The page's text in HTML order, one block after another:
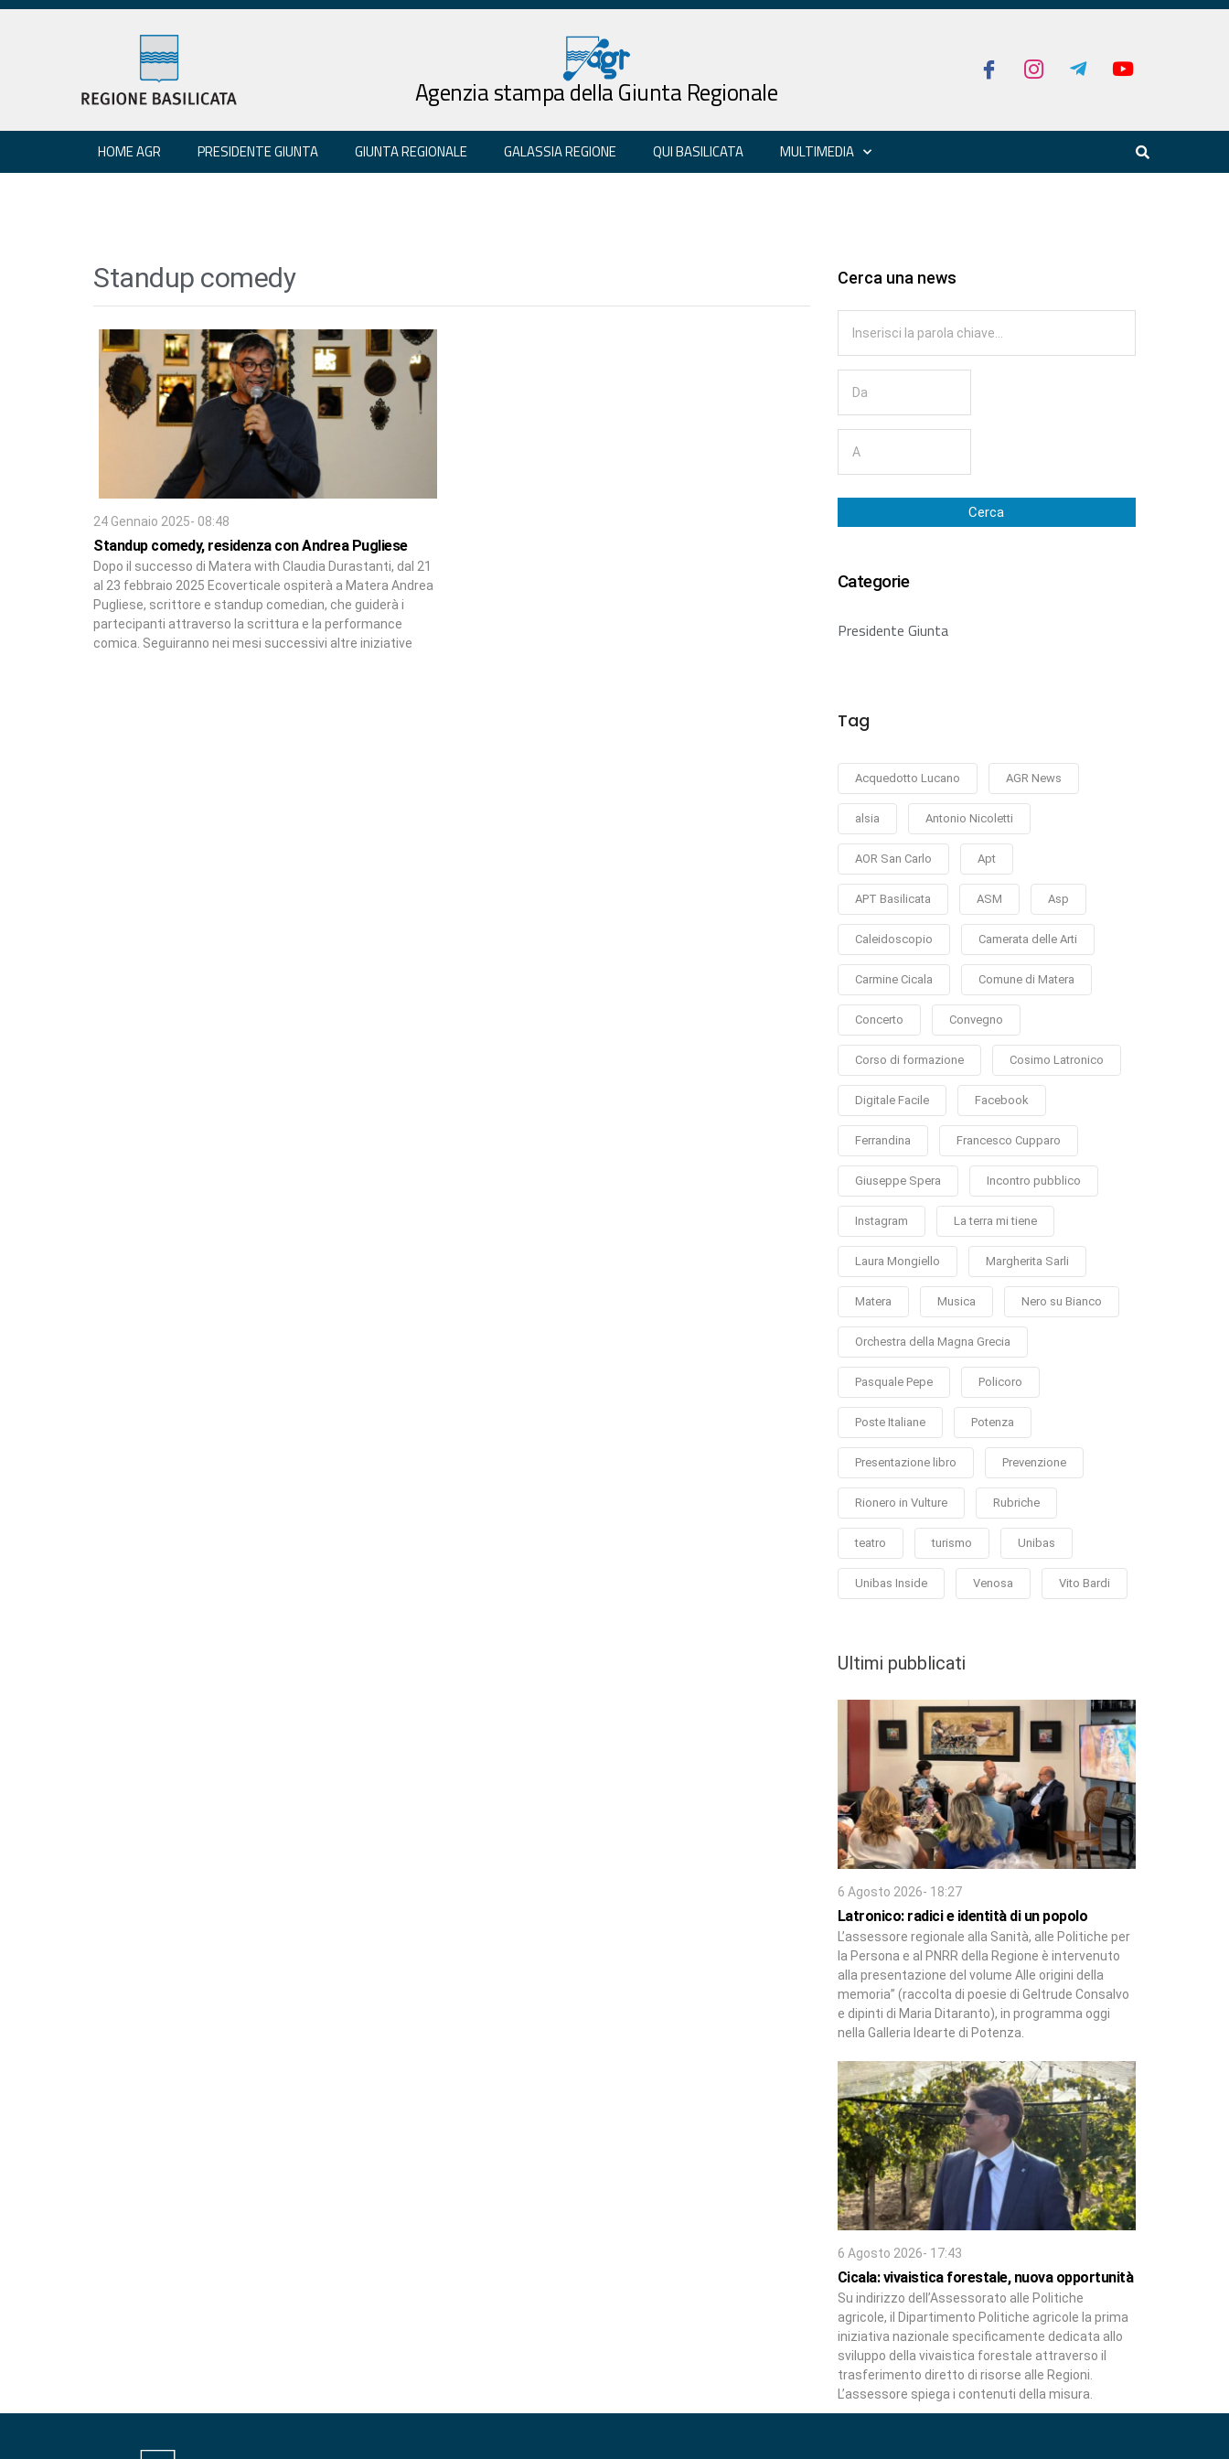
Agenzia stampa della Giunta Regionale
HOME AGR PRESIDENTE GIUNTA GIUNTA REGIONALE GALASSIA REGIONE QUI BASILICATA MULTIMEDIA
Standup comedy
24 Gennaio 2025- 08:48
Standup comedy, residenza con Andrea Pugliese
Dopo il successo di Matera with Claudia Durastanti, dal 21
al 23 febbraio 2025 Ecoverticale ospiterà a Matera Andrea
Pugliese, scrittore e standup comedian, che guiderà i
partecipanti attraverso la scrittura e la performance
comica. Seguiranno nei mesi successivi altre iniziative
Cerca una news
Cerca
Categorie
Presidente Giunta
Tag
Acquedotto Lucano AGR News
alsia Antonio Nicoletti
AOR San Carlo Apt
APT Basilicata ASM Asp
Caleidoscopio Camerata delle Arti
Carmine Cicala Comune di Matera
Concerto Convegno
Corso di formazione Cosimo Latronico
Digitale Facile Facebook
Ferrandina Francesco Cupparo
Giuseppe Spera Incontro pubblico
Instagram La terra mi tiene
Laura Mongiello Margherita Sarli
Matera Musica Nero su Bianco
Orchestra della Magna Grecia
Pasquale Pepe Policoro
Poste Italiane Potenza
Presentazione libro Prevenzione
Rionero in Vulture Rubriche
teatro turismo Unibas
Unibas Inside Venosa Vito Bardi
Ultimi pubblicati
6 Agosto 2026- 18:27
Latronico: radici e identità di un popolo
L’assessore regionale alla Sanità, alle Politiche per
la Persona e al PNRR della Regione è intervenuto
alla presentazione del volume Alle origini della
memoria” (raccolta di poesie di Geltrude Consalvo
e dipinti di Maria Ditaranto), in programma oggi
nella Galleria Idearte di Potenza.
6 Agosto 2026- 17:43
Cicala: vivaistica forestale, nuova opportunità
Su indirizzo dell’Assessorato alle Politiche
agricole, il Dipartimento Politiche agricole la prima
iniziativa nazionale specificamente dedicata allo
sviluppo della vivaistica forestale attraverso il
trasferimento diretto di risorse alle Regioni.
L’assessore spiega i contenuti della misura.